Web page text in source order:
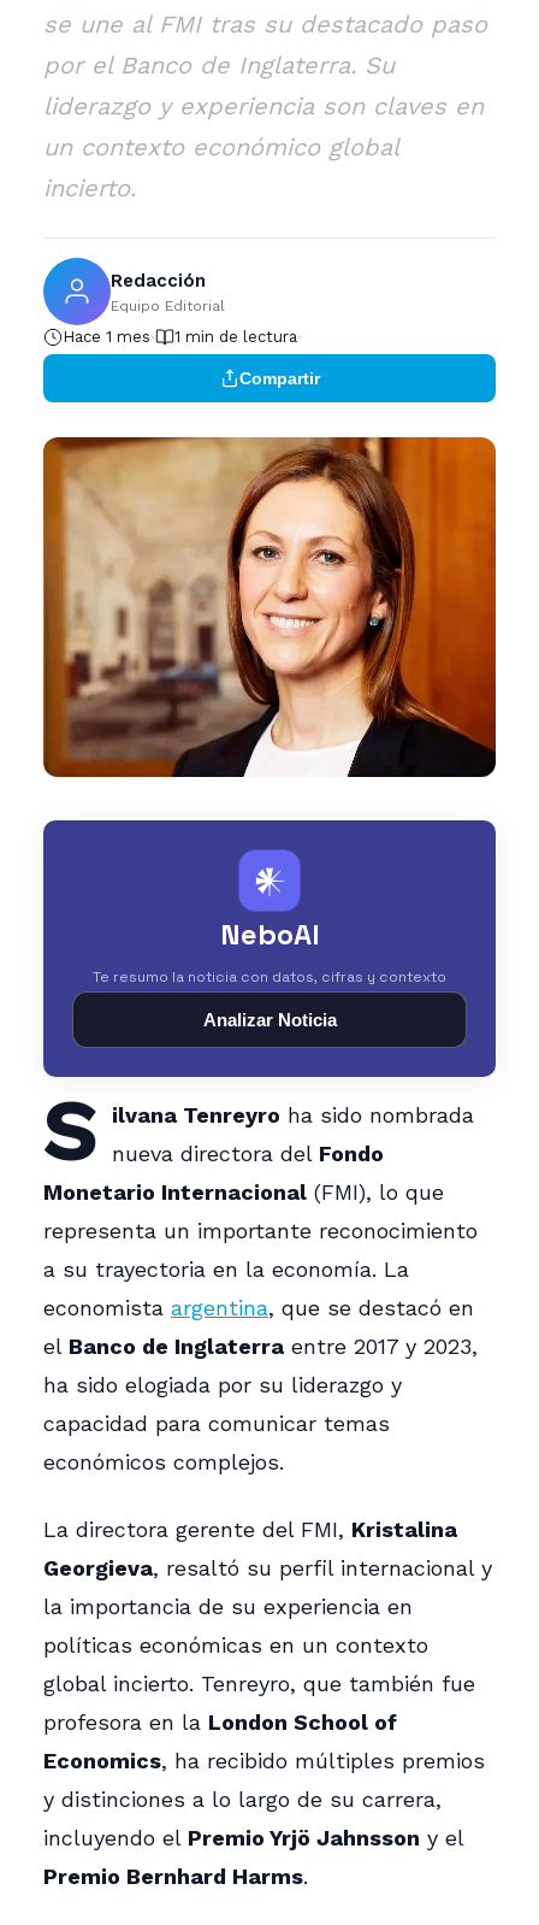
se une al FMI tras su destacado paso
por el Banco de Inglaterra. Su
liderazgo y experiencia son claves en
un contexto económico global
incierto.
Redacción
Equipo Editorial
Hace 1 mes 1 min de lectura
Compartir
𒀭
NeboAI
Te resumo la noticia con datos, cifras y contexto
Analizar Noticia
S ilvana Tenreyro ha sido nombrada
nueva directora del Fondo
Monetario Internacional (FMI), lo que
representa un importante reconocimiento
a su trayectoria en la economía. La
economista argentina, que se destacó en
el Banco de Inglaterra entre 2017 y 2023,
ha sido elogiada por su liderazgo y
capacidad para comunicar temas
económicos complejos.
La directora gerente del FMI, Kristalina
Georgieva, resaltó su perfil internacional y
la importancia de su experiencia en
políticas económicas en un contexto
global incierto. Tenreyro, que también fue
profesora en la London School of
Economics, ha recibido múltiples premios
y distinciones a lo largo de su carrera,
incluyendo el Premio Yrjö Jahnsson y el
Premio Bernhard Harms.